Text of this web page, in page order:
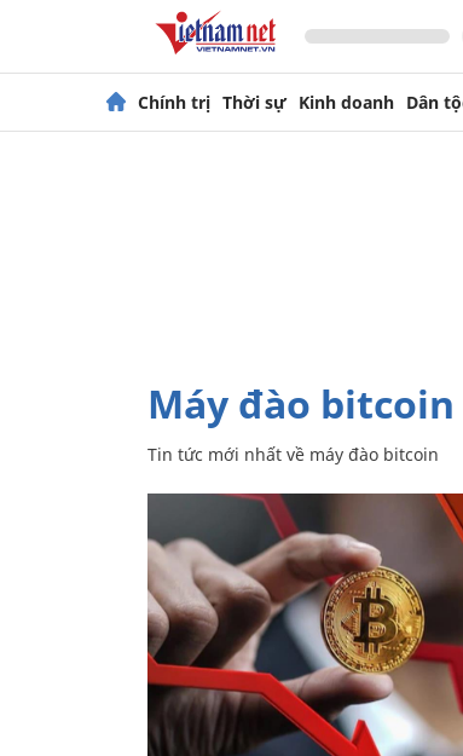
Chính trị Thời sự Kinh doanh Dân
máy đào bitcoin
Tin tức mới nhất về máy đào bitcoin